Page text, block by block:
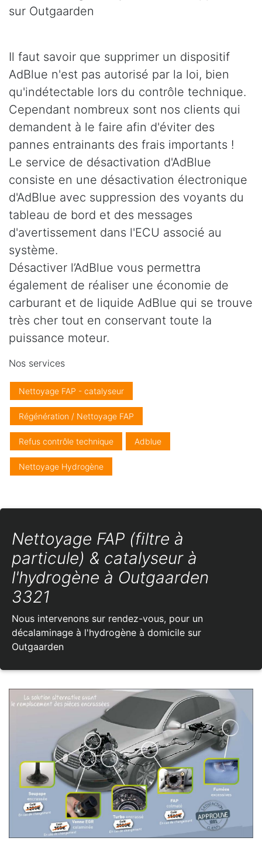
sur Outgaarden
Il faut savoir que supprimer un dispositif
AdBlue n'est pas autorisé par la loi, bien
qu'indétectable lors du contrôle technique.
Cependant nombreux sont nos clients qui
demandent à le faire afin d'éviter des
pannes entrainants des frais importants !
Le service de désactivation d'AdBlue
consiste en une désactivation électronique
d'AdBlue avec suppression des voyants du
tableau de bord et des messages
d'avertissement dans l'ECU associé au
système.
Désactiver l’AdBlue vous permettra
également de réaliser une économie de
carburant et de liquide AdBlue qui se trouve
très cher tout en conservant toute la
puissance moteur.
Nos services
Nettoyage FAP - catalyseur
Régénération / Nettoyage FAP
Refus contrôle technique Adblue
Nettoyage Hydrogène
Nettoyage FAP (filtre à
particule) & catalyseur à
l'hydrogène à Outgaarden
3321
Nous intervenons sur rendez-vous, pour un
décalaminage à l'hydrogène à domicile sur
Outgaarden